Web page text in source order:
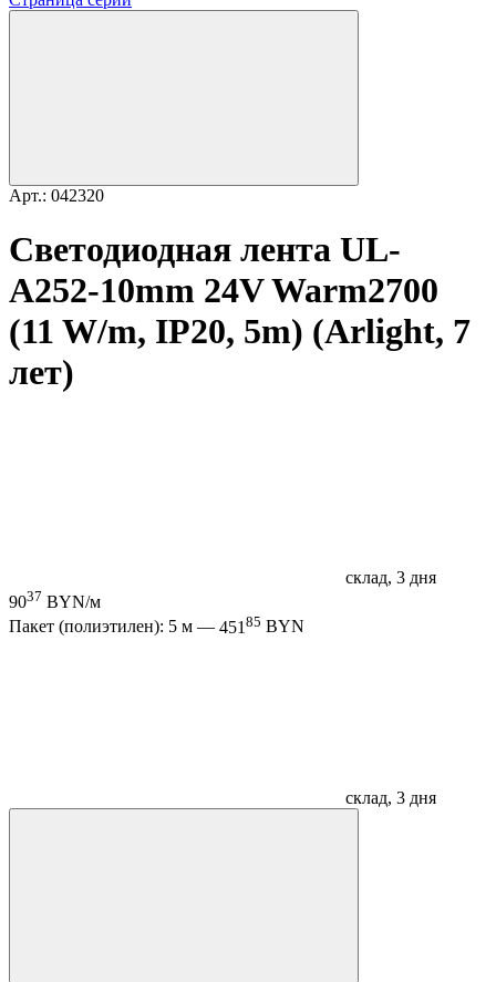
Арт.: 042320
Светодиодная лента UL-
A252-10mm 24V Warm2700
(11 W/m, IP20, 5m) (Arlight, 7
лет)
склад, 3 дня
9037 BYN/м
Пакет (полиэтилен): 5 м — 451 85 BYN
склад, 3 дня